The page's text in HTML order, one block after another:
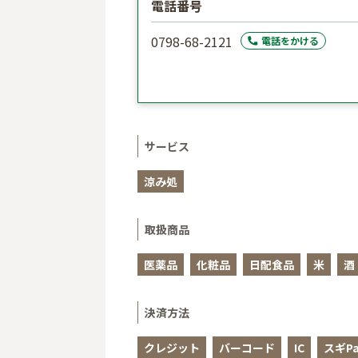
電話番号
0798-68-2121
電話をかける
サービス
涼み処
取扱商品
医薬品 化粧品 日配食品 米 酒
決済方法
クレジット バーコード IC スギ